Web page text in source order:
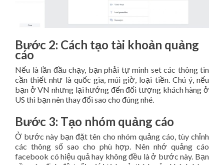
Bước 2: Cách tạo tài khoản quảng
cáo
Nếu là lần đầu chạy, bạn phải tự mình set các thông tin
cần thiết như là quốc gia, múi giờ, loại tiền. Chú ý, nếu
bạn ở VN nhưng lại hướng đến đối tượng khách hàng ở
US thì bạn nên thay đổi sao cho đúng nhé.
Bước 3: Tạo nhóm quảng cáo
Ở bước này bạn đặt tên cho nhóm quảng cáo, tùy chỉnh
các thông số sao cho phù hợp. Nên nhớ quảng cáo
facebook có hiệu quả hay không đều là ở bước này. Bạn